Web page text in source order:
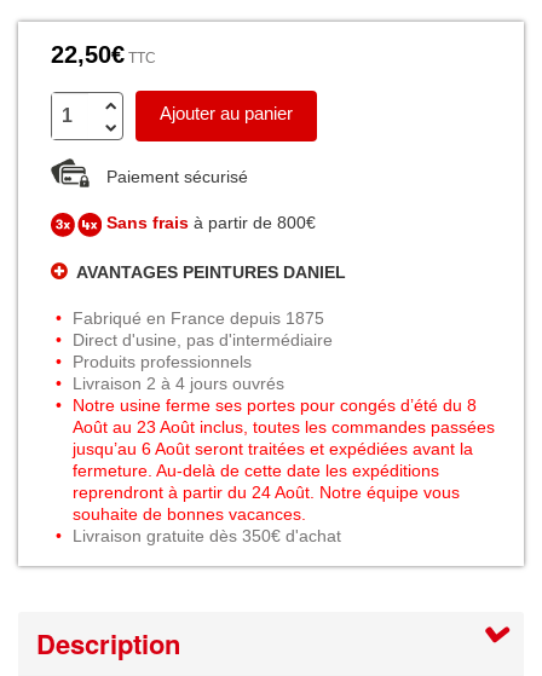
22,50€ TTC
Ajouter au panier
Paiement sécurisé
Sans fraisà partir de 800€
AVANTAGES PEINTURES DANIEL
Fabriqué en France depuis 1875
Direct d'usine, pas d'intermédiaire
Produits professionnels
Livraison 2 à 4 jours ouvrés
Notre usine ferme ses portes pour congés d’été du 8
Août au 23 Août inclus, toutes les commandes passées
jusqu’au 6 Août seront traitées et expédiées avant la
fermeture. Au-delà de cette date les expéditions
reprendront à partir du 24 Août. Notre équipe vous
souhaite de bonnes vacances.
Livraison gratuite dès 350€ d'achat
Description